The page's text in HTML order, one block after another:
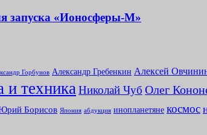
запуска «Ионосферы-М»
Горбунов Александр Гребенкин Алексей
и техника Николай Чуб Олег
Борисов Япония абдукция инопланетяне космос